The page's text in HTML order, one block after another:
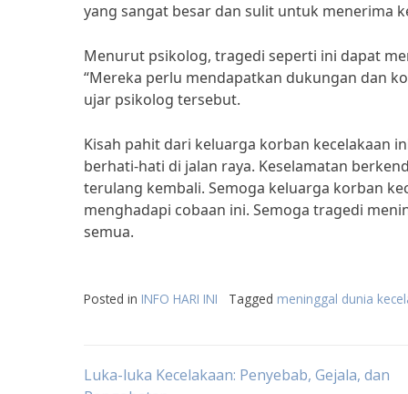
yang sangat besar dan sulit untuk menerima
Menurut psikolog, tragedi seperti ini dapat
“Mereka perlu mendapatkan dukungan dan
ujar psikolog tersebut.
Kisah pahit dari keluarga korban kecelakaan
berhati-hati di jalan raya. Keselamatan
terulang kembali. Semoga keluarga korban
menghadapi cobaan ini. Semoga tragedi
semua.
Posted in INFO HARI INI Tagged meninggal dunia
Post
Luka-luka Kecelakaan: Penyebab, Gejala, dan